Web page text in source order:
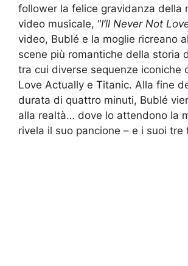
follower la felice gravidanza della
video musicale, “I’ll Never Not
video, Bublé e la moglie ricreano
scene più romantiche della storia
tra cui diverse sequenze iconiche
Love Actually e Titanic. Alla fine
durata di quattro minuti, Bublé
alla realtà… dove lo attendono la
rivela il suo pancione – e i suoi tre